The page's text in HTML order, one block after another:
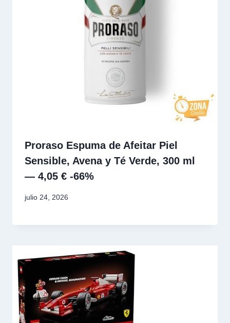
Proraso Espuma de Afeitar Piel
Sensible, Avena y Té Verde, 300 ml
— 4,05 € -66%
julio 24, 2026